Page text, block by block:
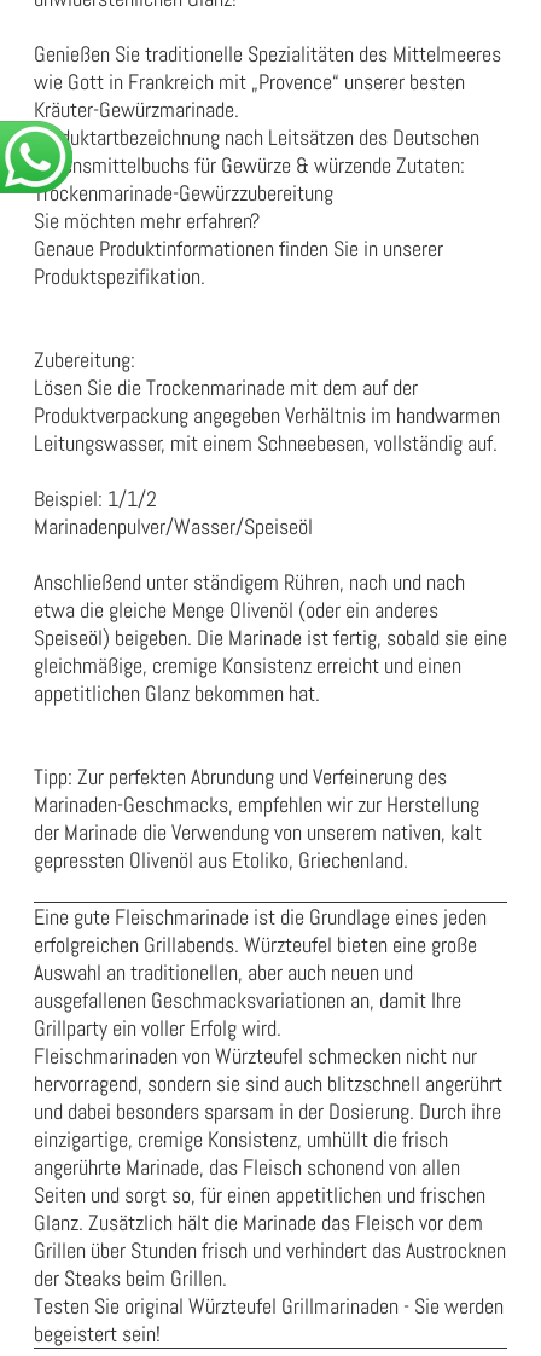
Genießen Sie traditionelle Spezialitäten des Mittelmeeres
wie Gott in Frankreich mit „Provence“ unserer besten
Kräuter-Gewürzmarinade.
Produktartbezeichnung nach Leitsätzen des Deutschen
Lebensmittelbuchs für Gewürze & würzende Zutaten:
Trockenmarinade-Gewürzzubereitung
Sie möchten mehr erfahren?
Genaue Produktinformationen finden Sie in unserer
Produktspezifikation.
Zubereitung:
Lösen Sie die Trockenmarinade mit dem auf der
Produktverpackung angegeben Verhältnis im handwarmen
Leitungswasser, mit einem Schneebesen, vollständig auf.
Beispiel: 1/1/2
Marinadenpulver/Wasser/Speiseöl
Anschließend unter ständigem Rühren, nach und nach
etwa die gleiche Menge Olivenöl (oder ein anderes
Speiseöl) beigeben. Die Marinade ist fertig, sobald sie eine
gleichmäßige, cremige Konsistenz erreicht und einen
appetitlichen Glanz bekommen hat.
Tipp: Zur perfekten Abrundung und Verfeinerung des
Marinaden-Geschmacks, empfehlen wir zur Herstellung
der Marinade die Verwendung von unserem nativen, kalt
gepressten Olivenöl aus Etoliko, Griechenland.
Eine gute Fleischmarinade ist die Grundlage eines jeden
erfolgreichen Grillabends. Würzteufel bieten eine große
Auswahl an traditionellen, aber auch neuen und
ausgefallenen Geschmacksvariationen an, damit Ihre
Grillparty ein voller Erfolg wird.
Fleischmarinaden von Würzteufel schmecken nicht nur
hervorragend, sondern sie sind auch blitzschnell angerührt
und dabei besonders sparsam in der Dosierung. Durch ihre
einzigartige, cremige Konsistenz, umhüllt die frisch
angerührte Marinade, das Fleisch schonend von allen
Seiten und sorgt so, für einen appetitlichen und frischen
Glanz. Zusätzlich hält die Marinade das Fleisch vor dem
Grillen über Stunden frisch und verhindert das Austrocknen
der Steaks beim Grillen.
Testen Sie original Würzteufel Grillmarinaden - Sie werden
begeistert sein!